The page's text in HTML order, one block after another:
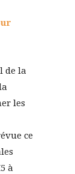
de la
les
ce
à